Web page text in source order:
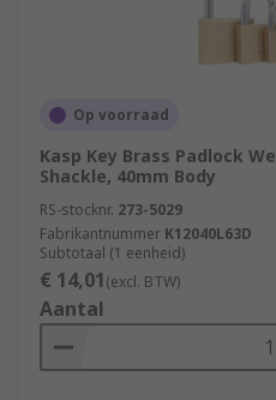
Op voorraad
Kasp Key Brass Padlock
Shackle, 40mm Body
RS-stocknr. 273-5029
Fabrikantnummer K12040L63D
Subtotaal (1 eenheid)
€ 14,01(excl. BTW)
Aantal